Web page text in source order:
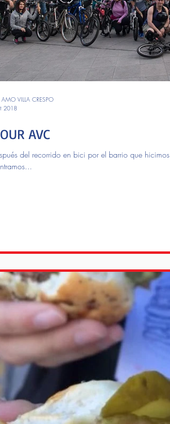
AVC
del recorrido en bici por el barrio que
VILLA CRESPO
2018